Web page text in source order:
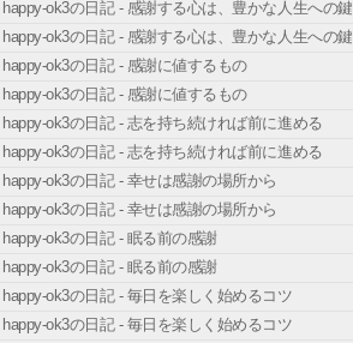
happy-ok3の日記 - 感謝する心は、豊かな人生への鍵
happy-ok3の日記 - 感謝する心は、豊かな人生への鍵
happy-ok3の日記 - 感謝に値するもの
happy-ok3の日記 - 感謝に値するもの
happy-ok3の日記 - 志を持ち続ければ前に進める
happy-ok3の日記 - 志を持ち続ければ前に進める
happy-ok3の日記 - 幸せは感謝の場所から
happy-ok3の日記 - 幸せは感謝の場所から
happy-ok3の日記 - 眠る前の感謝
happy-ok3の日記 - 眠る前の感謝
happy-ok3の日記 - 毎日を楽しく始めるコツ
happy-ok3の日記 - 毎日を楽しく始めるコツ